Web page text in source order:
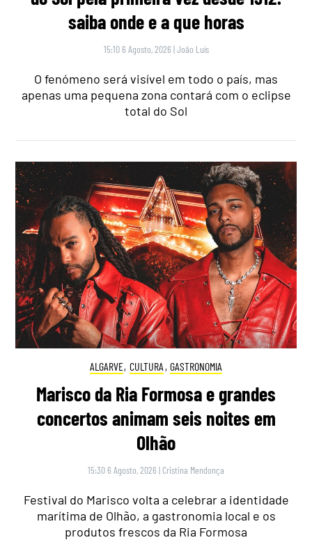
saiba onde e a que horas
15:10 6 Agosto, 2026 |João Luís
O fenómeno será visível em todo o país, mas
apenas uma pequena zona contará com o eclipse
total do Sol
ALGARVE, CULTURA , GASTRONOMIA
Marisco da Ria Formosa e grandes
concertos animam seis noites em
Olhão
15:30 6 Agosto, 2026 | Cristina Mendonça
Festival do Marisco volta a celebrar a identidade
marítima de Olhão, a gastronomia local e os
produtos frescos da Ria Formosa